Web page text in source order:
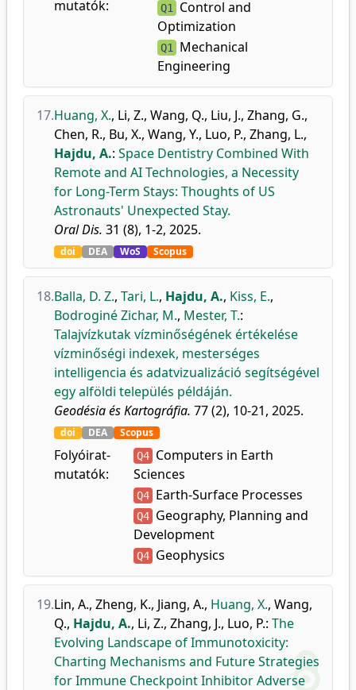
mutatók: Q1 Control and
Optimization
Q1 Mechanical
Engineering
17.Huang, X., Li, Z., Wang, Q., Liu, J., Zhang, G.,
Chen, R., Bu, X., Wang, Y., Luo, P., Zhang, L.,
Hajdu, A.: Space Dentistry Combined With
Remote and AI Technologies, a Necessity
for Long-Term Stays: Thoughts of US
Astronauts' Unexpected Stay.
Oral Dis. 31 (8), 1-2, 2025.
doi DEA WoS Scopus
18.Balla, D. Z., Tari, L., Hajdu, A., Kiss, E.,
Bodroginé Zichar, M., Mester, T.:
Talajvízkutak vízminőségének értékelése
vízminőségi indexek, mesterséges
intelligencia és adatvizualizáció segítségével
egy alföldi település példáján.
Geodésia és Kartográfia. 77 (2), 10-21, 2025.
doi DEA Scopus
Folyóirat-
mutatók:
Q4 Computers in Earth
Sciences
Q4 Earth-Surface Processes
Q4 Geography, Planning and
Development
Q4 Geophysics
19.Lin, A., Zheng, K., Jiang, A., Huang, X., Wang,
Q., Hajdu, A., Li, Z., Zhang, J., Luo, P.: The
Evolving Landscape of Immunotoxicity:
Charting Mechanisms and Future Strategies
for Immune Checkpoint Inhibitor Adverse